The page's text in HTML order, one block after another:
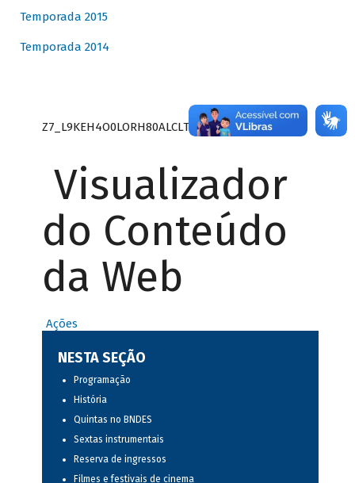
Temporada 2015
Temporada 2014
Z7_L9KEH4O0LORH80ALCLTPF80S27
Visualizador
do Conteúdo
da Web
Ações
NESTA SEÇÃO
Programação
História
Quintas no BNDES
Sextas instrumentais
Reserva de ingressos
Filmes e festivais de cinema